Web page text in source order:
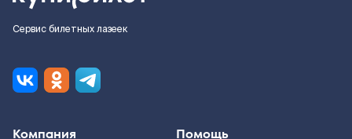
Сервис билетных лазеек
Компания Помощь